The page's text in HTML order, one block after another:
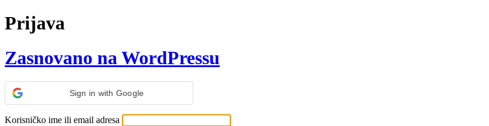
Prijava
Zasnovano na WordPressu
Sign in with Google
Korisničko ime ili email adresa